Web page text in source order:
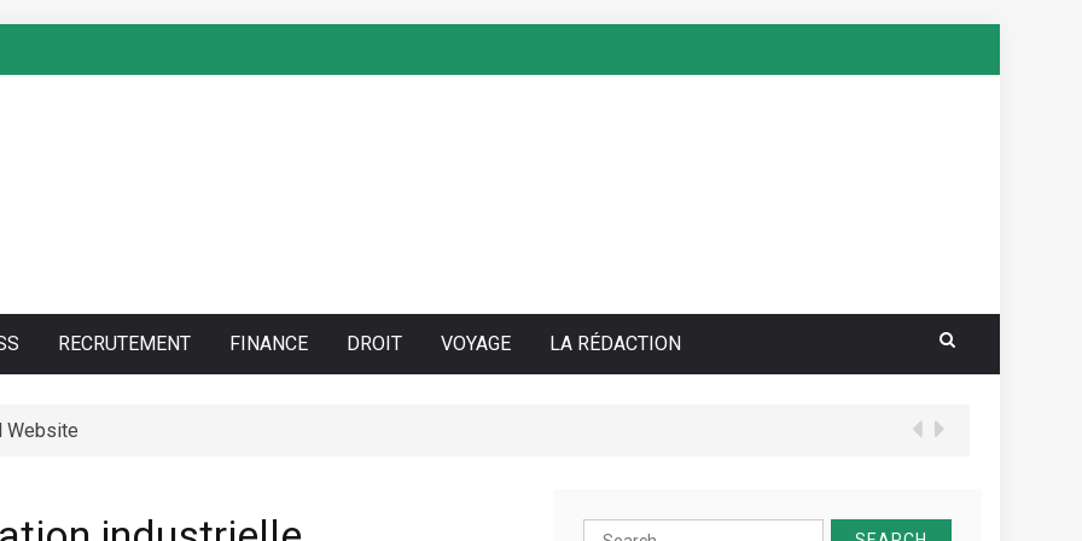
RECRUTEMENT FINANCE DROIT VOYAGE LA RÉDACTION
Travelling Demo because of the Microgaming Play lord of your sea pokie play Totally free
Search